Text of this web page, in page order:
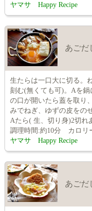
ヤマサ Happy Recipe
あごだ
生たらは一口大に切る。
刻む(無くても可)。Aを鍋
の口が開いたら蓋を取り
みでねぎ、ゆずの皮をの
Aたら( 生、切り身)2切れ
調理時間:約10分 カロリ
ヤマサ Happy Recipe
あごだ